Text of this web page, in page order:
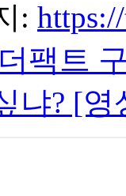
:
팩트
냐? [